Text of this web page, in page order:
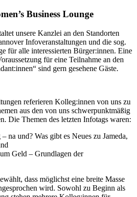
Business Lounge
unsere Kanzlei an den Standorten
Infoveranstaltungen und die sog.
für alle interessierten Bürger:innen. Eine
für eine Teilnahme an den
sind gern gesehene Gäste.
referieren Kolleg:innen von uns zu
aus den von uns schwerpunktmäßig
Die Themen des letzten Infotags waren:
na und? Was gibt es Neues zu Jameda,
Geld – Grundlagen der
dass möglichst eine breite Masse
wird. Sowohl zu Beginn als